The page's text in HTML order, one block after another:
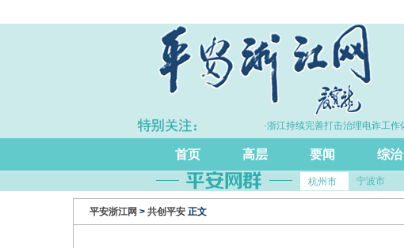
·上半年浙江GDP同比增长5.7% ·浙江持续完善打击治理电诈工作体系
首页 高层 要闻 综治
杭州市 宁波市
平安浙江网 > 共创平安 正文